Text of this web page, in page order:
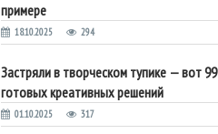
примере
18.10.2025 294
Застряли в творческом тупике — вот 99
готовых креативных решений
01.10.2025 317